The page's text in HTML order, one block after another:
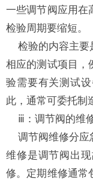
一些调节阀应用在
检验周期要缩短。
检验的内容主要
相应的测试项目，
验需要有关测试
此，通常可委托制
ⅲ：调节阀的维
调节阀维修分应
维修是调节阀出
修。定期维修通常